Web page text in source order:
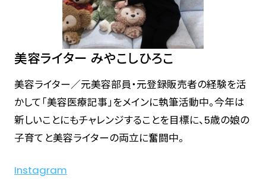
美容ライター みやこしひろこ
美容ライター／元美容部員・元登録販売者の経験を活
かして「美容医療記事」をメインに執筆活動中。今年は
新しいことにもチャレンジすることを目標に、5歳の娘の
子育てと美容ライターの両立に奮闘中。
Instagram